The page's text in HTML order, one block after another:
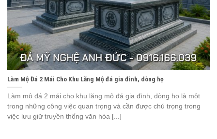
Làm Mộ Đá 2 Mái Cho Khu Lăng Mộ đá gia đình, dòng họ
Làm mộ đá 2 mái cho khu lăng mộ đá gia đình, dòng họ là một
trong những công việc quan trọng và cần được chú trọng trong
việc lưu giữ truyền thống văn hóa [...]